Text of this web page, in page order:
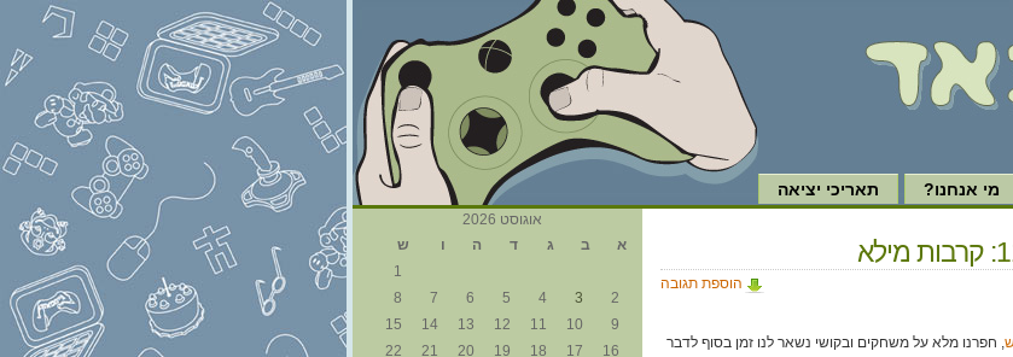
מי אנחנו? תאריכי יציאה
הוספת תגובה
, חפרנו מלא על משחקים ובקושי נשאר לנו זמן בסוף לדבר
אוגוסט 2026
א
ב ג ד ה ו
ש
1
2
3
4
5
6
7
8
9
10
11
12
13
14
15
16
17
18
19
20
21
22